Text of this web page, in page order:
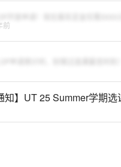
前
知】UT 25 Summer学期选